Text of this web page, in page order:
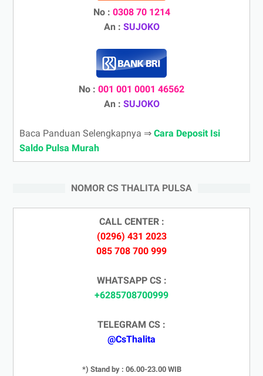
No : 0308 70 1214
An : SUJOKO
No : 001 001 0001 46562
An : SUJOKO
Baca Panduan Selengkapnya ⇒ Cara Deposit Isi
Saldo Pulsa Murah
NOMOR CS THALITA PULSA
CALL CENTER :
(0296) 431 2023
085 708 700 999
WHATSAPP CS :
+6285708700999
TELEGRAM CS :
@CsThalita
*) Stand by : 06.00-23.00 WIB